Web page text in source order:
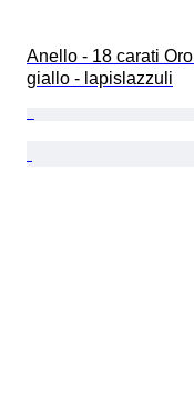
Anello - 18 carati Oro
giallo - lapislazzuli